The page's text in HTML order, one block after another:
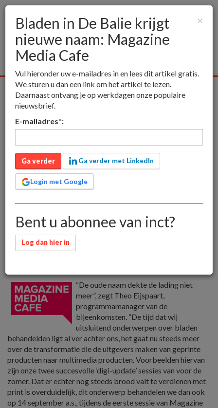
Alle media Publieksmedia Vakmedia Educatieve media
inct Publieksmedia
Magazine Media Cafe
Bladen in De Balie krijgt
nieuwe naam: Magazine
Media Cafe
collega’s en vakgenoten uit de
publiekstijdschriftenbranche elkaar ontmoeten, een
“De oude naam dekte de lading niet
meer”, zegt Theo Eijspaart,
programmamanager van de
bijeenkomsten. “De tijd dat wij
uitsluitend onderwerpen over bladen
behandelden ligt al ver achter ons, het gaat nu steeds meer
over de transformatie die de uitgevers maken van geprinte
producten naar multimedia producten. Voorbeelden hiervan
zijn onze twee succesvolle ‘digi-update’ sessies van voor de
zomer. Dat er echter nog steeds brood valt te verdienen met
print is overduidelijk, dit onderwerp behandelen we dan ook
op 14 september a.s., tijdens de eerste sessie van Magazine
×
Bladen in De Balie krijgt
nieuwe naam: Magazine
Media Cafe
Vul hieronder uw e-mailadres in en lees dit artikel gratis.
We sturen u dan een link om het artikel te lezen.
Daarnaast ontvang je op werkdagen onze populaire
nieuwsbrief.
E-mailadres*:
Ga verder Ga verder met LinkedIn
Login met Google
Bent u abonnee van inct?
Log dan hier in